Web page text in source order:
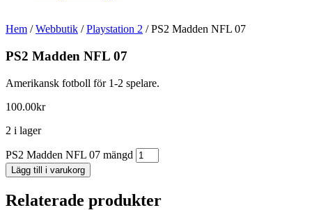
Hem /Webbutik /Playstation 2 / PS2 Madden NFL 07
PS2 Madden NFL 07
Amerikansk fotboll för 1-2 spelare.
100.00kr
2 i lager
PS2 Madden NFL 07 mängd
Lägg till i varukorg
Relaterade produkter